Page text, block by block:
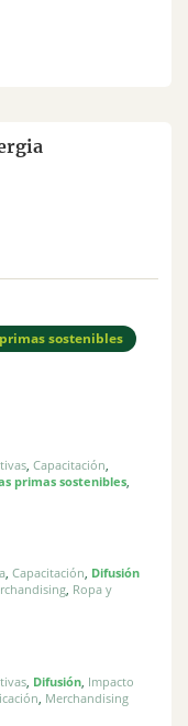
sostenibles
, Capacitación
primas sostenibles,
, Capacitación, Difusión
, Ropa y
, Difusión, Impacto
Merchandising